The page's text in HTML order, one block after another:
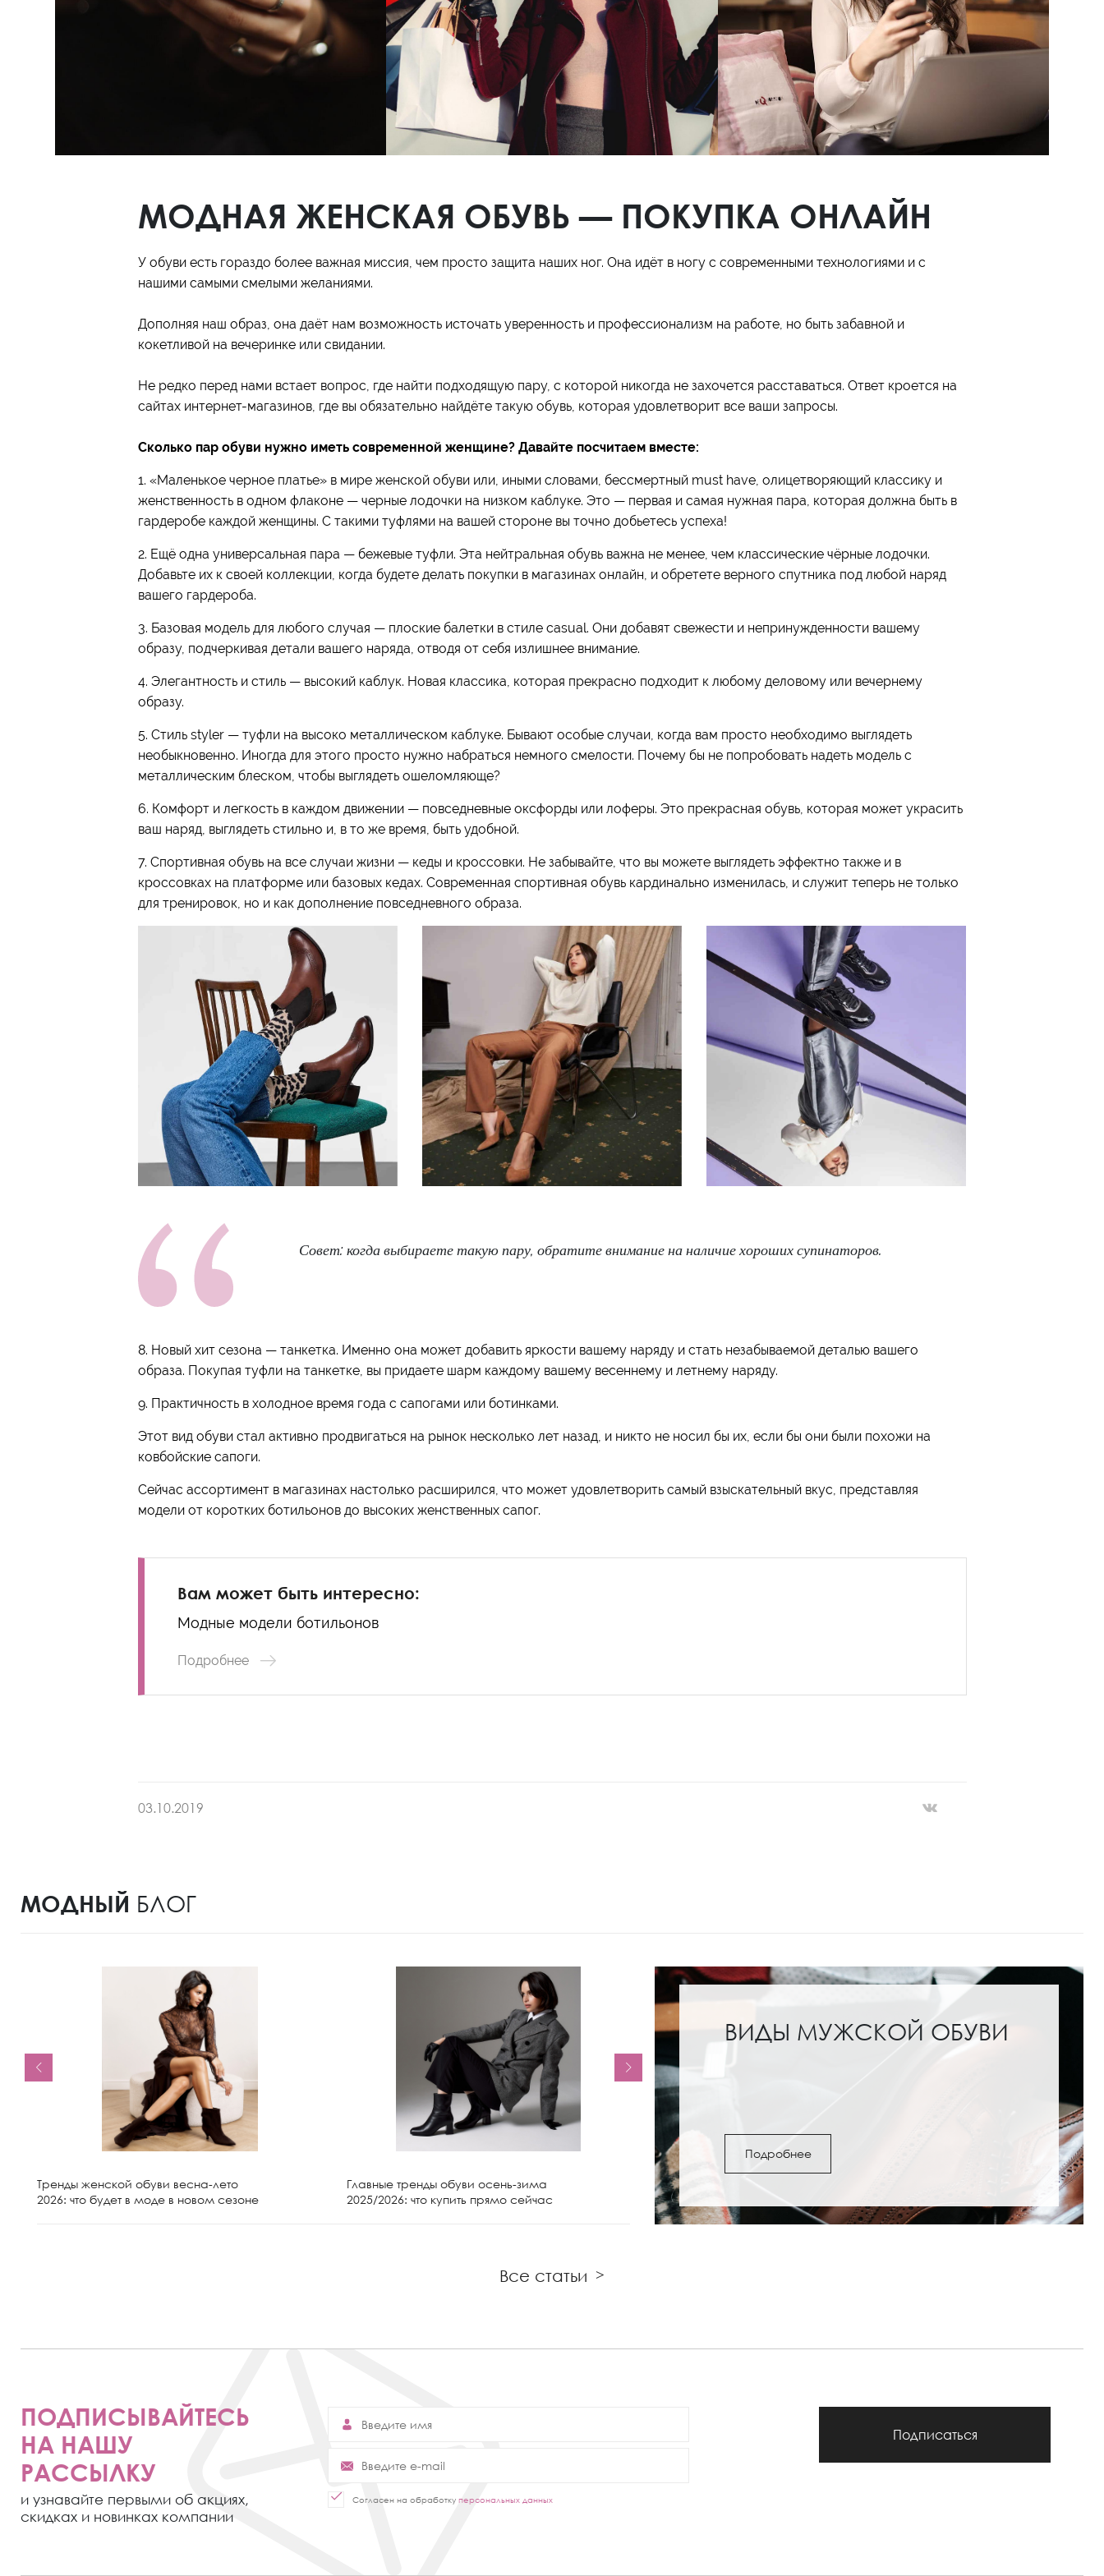
Полуботинки
Ботильоны
Кроссовки
Мюли
Полусапоги
МОДНАЯ ЖЕНСКАЯ ОБУВЬ — ПОКУПКА ОНЛАЙН
У обуви есть гораздо более важная миссия, чем просто защита наших ног. Она идёт в ногу с современными технологиями и с
нашими самыми смелыми желаниями.
Дополняя наш образ, она даёт нам возможность источать уверенность и профессионализм на работе, но быть забавной и
кокетливой на вечеринке или свидании.
Не редко перед нами встает вопрос, где найти подходящую пару, с которой никогда не захочется расставаться. Ответ кроется на
сайтах интернет-магазинов, где вы обязательно найдёте такую обувь, которая удовлетворит все ваши запросы.
Сколько пар обуви нужно иметь современной женщине? Давайте посчитаем вместе:
1. «Маленькое черное платье» в мире женской обуви или, иными словами, бессмертный must have, олицетворяющий классику и
женственность в одном флаконе — черные лодочки на низком каблуке. Это — первая и самая нужная пара, которая должна быть в
гардеробе каждой женщины. С такими туфлями на вашей стороне вы точно добьетесь успеха!
2. Ещё одна универсальная пара — бежевые туфли. Эта нейтральная обувь важна не менее, чем классические чёрные лодочки.
Добавьте их к своей коллекции, когда будете делать покупки в магазинах онлайн, и обретете верного спутника под любой наряд
вашего гардероба.
3. Базовая модель для любого случая — плоские балетки в стиле casual. Они добавят свежести и непринужденности вашему
образу, подчеркивая детали вашего наряда, отводя от себя излишнее внимание.
4. Элегантность и стиль — высокий каблук. Новая классика, которая прекрасно подходит к любому деловому или вечернему
образу.
5. Стиль styler — туфли на высоко металлическом каблуке. Бывают особые случаи, когда вам просто необходимо выглядеть
необыкновенно. Иногда для этого просто нужно набраться немного смелости. Почему бы не попробовать надеть модель с
металлическим блеском, чтобы выглядеть ошеломляюще?
6. Комфорт и легкость в каждом движении — повседневные оксфорды или лоферы. Это прекрасная обувь, которая может украсить
ваш наряд, выглядеть стильно и, в то же время, быть удобной.
7. Спортивная обувь на все случаи жизни — кеды и кроссовки. Не забывайте, что вы можете выглядеть эффектно также и в
кроссовках на платформе или базовых кедах. Современная спортивная обувь кардинально изменилась, и служит теперь не только
для тренировок, но и как дополнение повседневного образа.
Совет: когда выбираете такую пару, обратите внимание на наличие хороших супинаторов.
8. Новый хит сезона — танкетка. Именно она может добавить яркости вашему наряду и стать незабываемой деталью вашего
образа. Покупая туфли на танкетке, вы придаете шарм каждому вашему весеннему и летнему наряду.
9. Практичность в холодное время года с сапогами или ботинками.
Этот вид обуви стал активно продвигаться на рынок несколько лет назад, и никто не носил бы их, если бы они были похожи на
ковбойские сапоги.
Сейчас ассортимент в магазинах настолько расширился, что может удовлетворить самый взыскательный вкус, представляя
модели от коротких ботильонов до высоких женственных сапог.
Вам может быть интересно:
Модные модели ботильонов
Подробнее
03.10.2019
МОДНЫЙ БЛОГ
Тренды женской обуви весна-лето
2026: что будет в моде в новом сезоне
Главные тренды обуви осень-зима
2025/2026: что купить прямо сейчас
Женские сапоги и полусапожки: с
чем носить и как выбрать
Обувь под женские
ВИДЫ МУЖСКОЙ ОБУВИ
Подробнее
Все статьи >
ПОДПИСЫВАЙТЕСЬ
НА НАШУ
РАССЫЛКУ
и узнавайте первыми об акциях,
скидках и новинках компании
Согласен на обработку персональных данных
Подписаться